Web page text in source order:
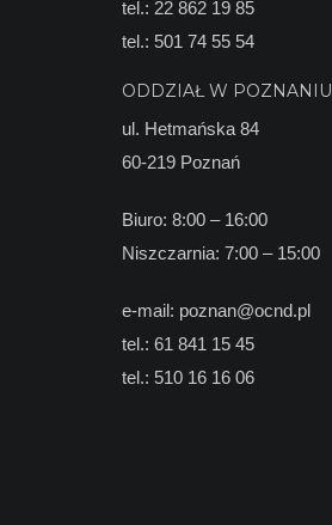
tel.: 22 862 19 85
tel.: 501 74 55 54
ODDZIAŁ W POZNANIU
ul. Hetmańska 84
60-219 Poznań
Biuro: 8:00 – 16:00
Niszczarnia: 7:00 – 15:00
e-mail: poznan@ocnd.pl
tel.: 61 841 15 45
tel.: 510 16 16 06